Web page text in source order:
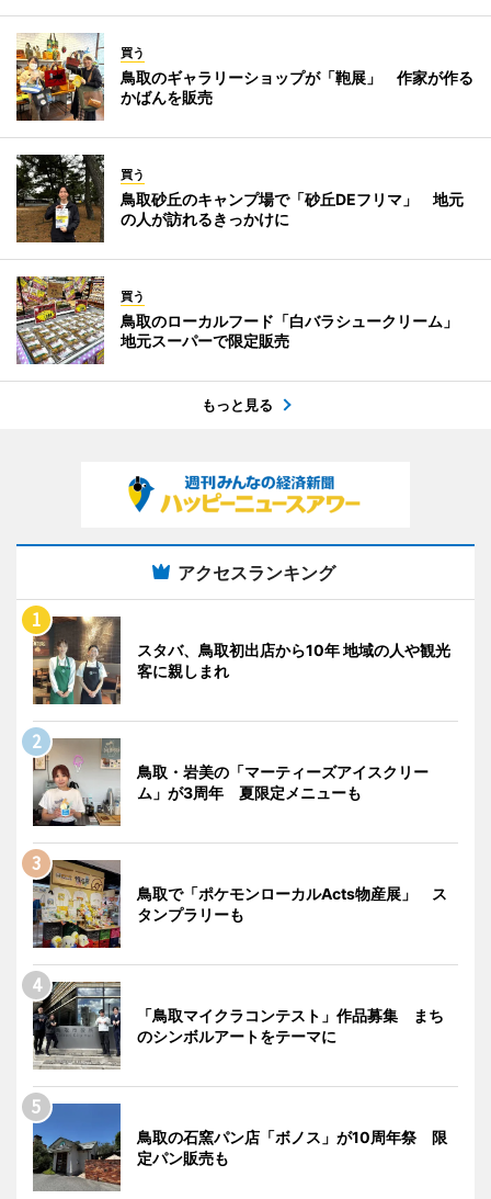
買う
鳥取のギャラリーショップが「鞄展」 作家が作る
かばんを販売
買う
鳥取砂丘のキャンプ場で「砂丘DEフリマ」 地元
の人が訪れるきっかけに
買う
鳥取のローカルフード「白バラシュークリーム」
地元スーパーで限定販売
もっと見る
アクセスランキング
スタバ、鳥取初出店から10年 地域の人や観光
客に親しまれ
鳥取・岩美の「マーティーズアイスクリー
ム」が3周年 夏限定メニューも
鳥取で「ポケモンローカルActs物産展」 ス
タンプラリーも
「鳥取マイクラコンテスト」作品募集 まち
のシンボルアートをテーマに
鳥取の石窯パン店「ボノス」が10周年祭 限
定パン販売も